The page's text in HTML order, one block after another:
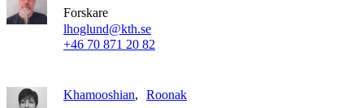
Forskare
lhoglund@kth.se
+46 70 871 20 82
Khamooshian
Roonak